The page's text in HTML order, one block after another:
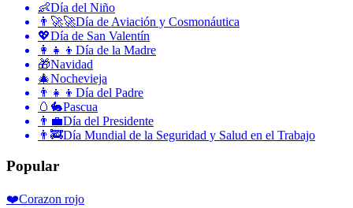
👶Día del Niño
👨‍🚀🚀Día de Aviación y Cosmonáutica
💖Día de San Valentín
👩‍👧‍👦 Día de la Madre
🎁Navidad
🎄Nochevieja
👨‍👧‍👦 Día del Padre
🥚🐇Pascua
👨‍💼Día del Presidente
👨‍🚒Día Mundial de la Seguridad y Salud en el Trabajo
Popular
❤️Corazon rojo